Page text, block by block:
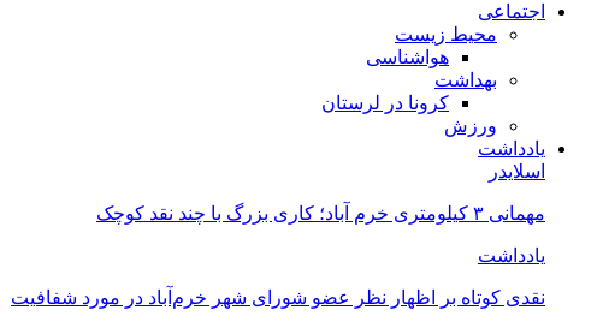
اجتماعی
محیط زیست
هواشناسی
بهداشت
کرونا در لرستان
ورزش
یادداشت
اسلایدر
مهمانی ۳ کیلومتری خرم آباد؛ کاری بزرگ با چند نقد کوچک
یادداشت
نقدی کوتاه بر اظهار نظر عضو شورای شهر خرم‌آباد در مورد شفافیت